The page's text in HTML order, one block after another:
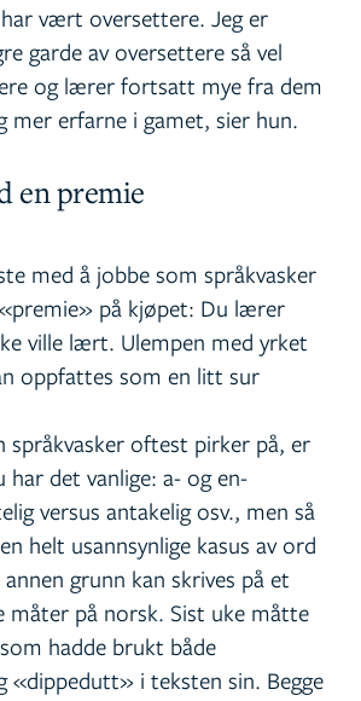
vært oversettere. Jeg er
garde av oversettere så vel
og lærer fortsatt mye fra dem
mer erfarne i gamet, sier hun.
en premie
med å jobbe som språkvasker
på kjøpet: Du lærer
ville lært. Ulempen med yrket
oppfattes som en litt sur
språkvasker oftest pirker på, er
har det vanlige: a- og en-
versus antakelig osv., men så
helt usannsynlige kasus av ord
grunn kan skrives på et
måter på norsk. Sist uke måtte
hadde brukt både
«dippedutt» i teksten sin. Begge